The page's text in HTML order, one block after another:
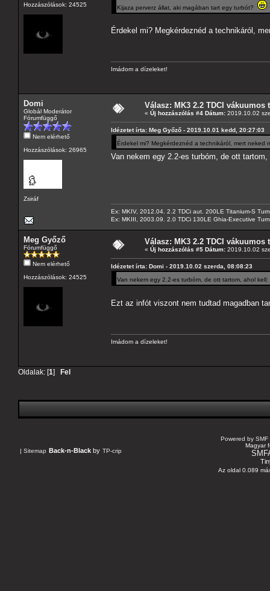
Hozzászólások: 24525
Kijaza perverz állat, aki magában tart egy turbót?
Érdekel mi? Megkérdeznéd a technikáról,
Imádom a dízeleket!
Domi
Globál Moderátor
Fórumfüggő
Nem elérhető
Hozzászólások: 26965
Zsiráf
Válasz: MK3 2.2 TDCI vákuumos
« Új hozzászólás #4 Dátum: 2019.10.02
Idézetet írta: Meg Győző - 2019.10.01 kedd, 20:27:03
Érdekel mi? Megkérdeznéd a technikáról, mert neked
Van nekem egy 2.2-es turbóm, de ott
Ex: MKIV, 2012.04. 2.2 TDCi aut. 200LE Titanium-S
Ex: MKIII, 2003.09. 2.0 TDCi 130LE Ghia-Executive
Meg Győző
Fórumfüggő
Nem elérhető
Hozzászólások: 24525
Válasz: MK3 2.2 TDCI vákuumos
« Új hozzászólás #5 Dátum: 2019.10.02
Idézetet írta: Domi - 2019.10.02 szerda, 08:08:23
Van nekem egy 2.2-es turbóm, de ott tartom, ahol
Ezt az infót viszont nem tudtad magadban
Imádom a dízeleket!
Oldalak: [1] Fel
| Sitemap Back-n-Black by TP-crip
Powered by SMF
Magyar
Az oldal 0.089